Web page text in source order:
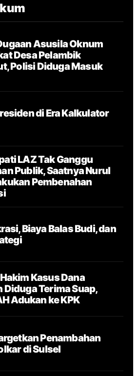
Asusila Oknum
Desa Pelambik
Polisi Diduga Masuk
di Era Kalkulator
LAZ Tak Ganggu
Publik, Saatnya Nurul
Pembenahan
Biaya Balas Budi, dan
Kasus Dana
Diduga Terima Suap,
Adukan ke KPK
Penambahan
di Sulsel